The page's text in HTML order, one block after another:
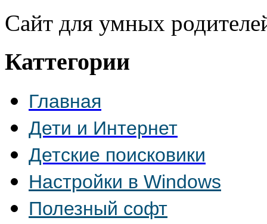
Сайт для умных
Каттегории
Главная
Дети и Интернет
Детские поисковики
Настройки в Windows
Полезный софт